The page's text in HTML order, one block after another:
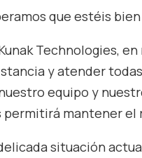
que estéis
Technologies,
y atender
equipo y
permitirá mantener el
situación